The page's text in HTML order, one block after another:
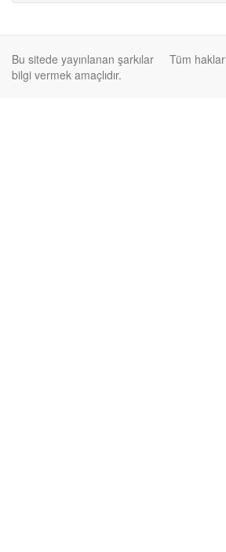
Tüm
Bu sitede yayınlanan şarkılar
bilgi vermek amaçlıdır.